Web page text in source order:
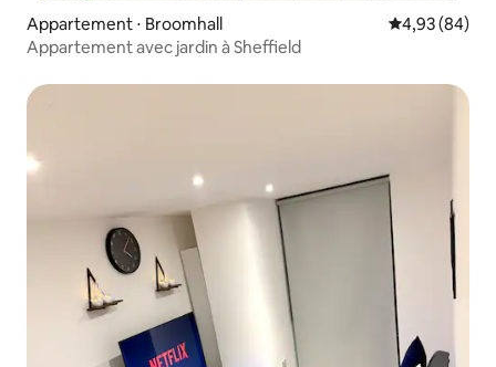
Appartement ⋅ Broomhall Évaluation
4,93 (84)
Appartement avec jardin à Sheffield